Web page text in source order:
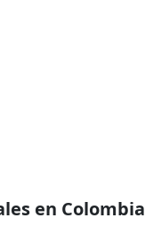
en Colombia